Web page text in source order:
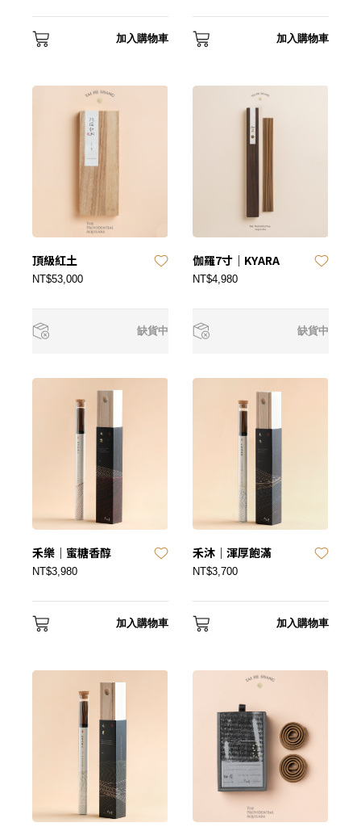
加入購物車 加入購物車
頂級紅土
NT$53,000
缺貨中
伽羅7寸｜KYARA
NT$4,980
缺貨中
禾樂｜蜜糖香醇
NT$3,980
加入購物車
禾沐｜渾厚飽滿
NT$3,700
加入購物車